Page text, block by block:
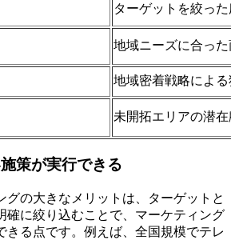
ターゲットを絞っ
地域ニーズに合っ
地域密着戦略によ
未開拓エリアの潜
策が実行できる
の大きなメリットは、ターゲットと
確に絞り込むことで、マーケティング
きる点です。例えば、全国規模でテレ